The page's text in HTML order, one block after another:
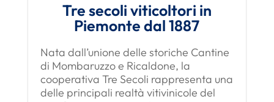
Tre secoli viticoltori in
Piemonte dal 1887
Nata dall’unione delle storiche Cantine
di Mombaruzzo e Ricaldone, la
cooperativa Tre Secoli rappresenta una
delle principali realtà vitivinicole del